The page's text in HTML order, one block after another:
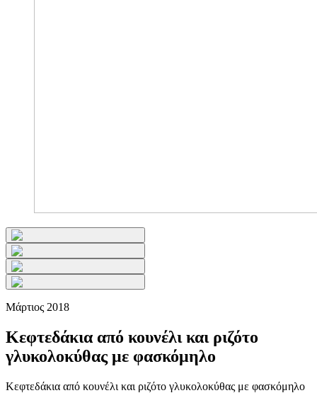
Μάρτιος 2018
Κεφτεδάκια από κουνέλι και ριζότο
γλυκολοκύθας με φασκόμηλο
Κεφτεδάκια από κουνέλι και ριζότο γλυκολοκύθας με φασκόμηλο